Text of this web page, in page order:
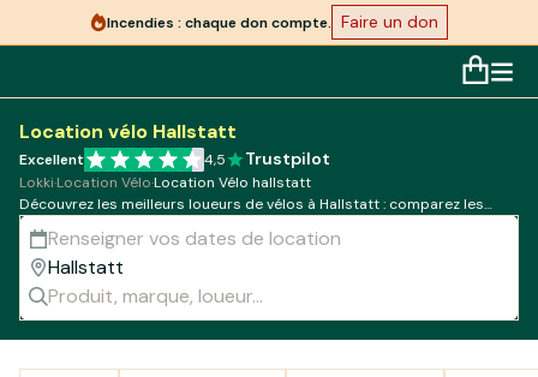
Incendies : chaque don compte. Faire un don
Location vélo Hallstatt
Excellent 4,5 Trustpilot
Lokki·Location Vélo·Location Vélo hallstatt
Découvrez les meilleurs loueurs de vélos à Hallstatt : comparez les
modèles, tarifs et disponibilités !